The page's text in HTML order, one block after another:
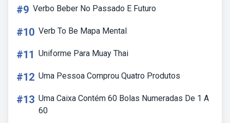
#9 Verbo Beber No Passado E Futuro
#10 Verb To Be Mapa Mental
#11 Uniforme Para Muay Thai
#12 Uma Pessoa Comprou Quatro Produtos
#13 Uma Caixa Contém 60 Bolas Numeradas De 1 A
60